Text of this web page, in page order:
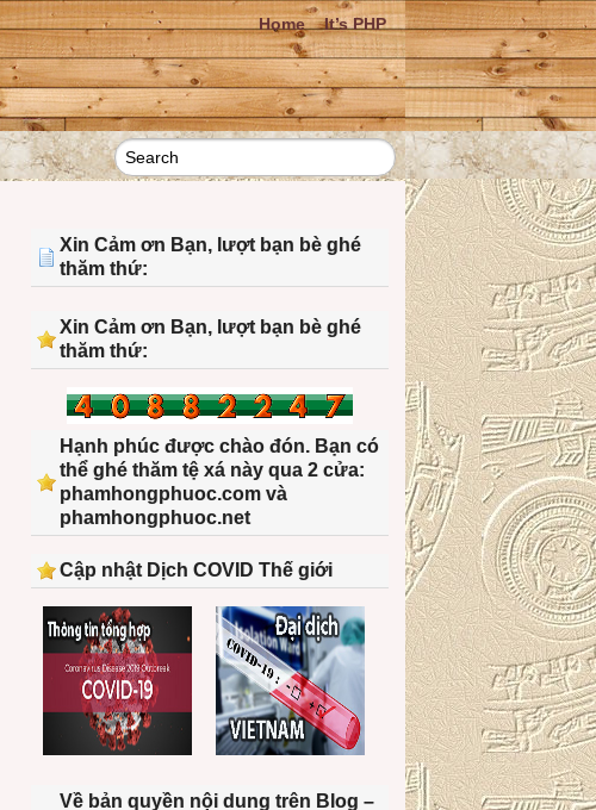
Home It’s PHP
Xin Cảm ơn Bạn, lượt bạn bè ghé
thăm thứ:
Xin Cảm ơn Bạn, lượt bạn bè ghé
thăm thứ:
Hạnh phúc được chào đón. Bạn có
thể ghé thăm tệ xá này qua 2 cửa:
phamhongphuoc.com và
phamhongphuoc.net
Cập nhật Dịch COVID Thế giới
Về bản quyền nội dung trên Blog –